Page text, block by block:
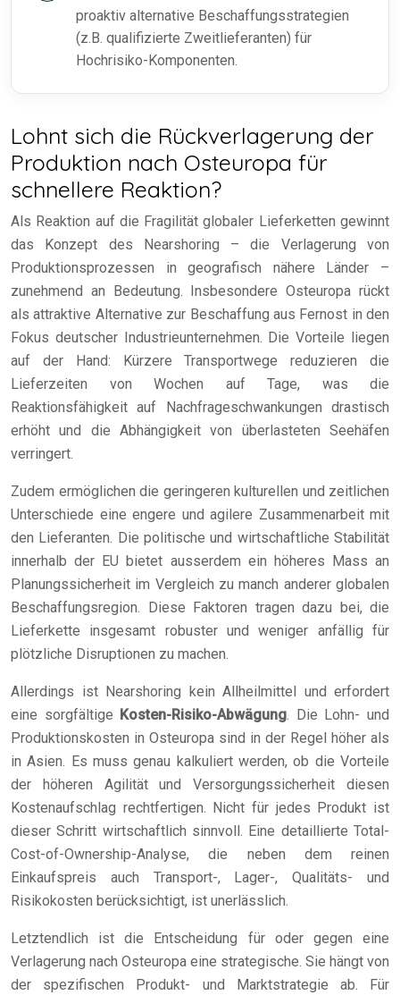
proaktiv alternative Beschaffungsstrategien
(z.B. qualifizierte Zweitlieferanten) für
Hochrisiko-Komponenten.
Lohnt sich die Rückverlagerung der
Produktion nach Osteuropa für
schnellere Reaktion?
Als Reaktion auf die Fragilität globaler Lieferketten gewinnt
das Konzept des Nearshoring – die Verlagerung von
Produktionsprozessen in geografisch nähere Länder –
zunehmend an Bedeutung. Insbesondere Osteuropa rückt
als attraktive Alternative zur Beschaffung aus Fernost in den
Fokus deutscher Industrieunternehmen. Die Vorteile liegen
auf der Hand: Kürzere Transportwege reduzieren die
Lieferzeiten von Wochen auf Tage, was die
Reaktionsfähigkeit auf Nachfrageschwankungen drastisch
erhöht und die Abhängigkeit von überlasteten Seehäfen
verringert.
Zudem ermöglichen die geringeren kulturellen und zeitlichen
Unterschiede eine engere und agilere Zusammenarbeit mit
den Lieferanten. Die politische und wirtschaftliche Stabilität
innerhalb der EU bietet ausserdem ein höheres Mass an
Planungssicherheit im Vergleich zu manch anderer globalen
Beschaffungsregion. Diese Faktoren tragen dazu bei, die
Lieferkette insgesamt robuster und weniger anfällig für
plötzliche Disruptionen zu machen.
Allerdings ist Nearshoring kein Allheilmittel und erfordert
eine sorgfältige Kosten-Risiko-Abwägung. Die Lohn- und
Produktionskosten in Osteuropa sind in der Regel höher als
in Asien. Es muss genau kalkuliert werden, ob die Vorteile
der höheren Agilität und Versorgungssicherheit diesen
Kostenaufschlag rechtfertigen. Nicht für jedes Produkt ist
dieser Schritt wirtschaftlich sinnvoll. Eine detaillierte Total-
Cost-of-Ownership-Analyse, die neben dem reinen
Einkaufspreis auch Transport-, Lager-, Qualitäts- und
Risikokosten berücksichtigt, ist unerlässlich.
Letztendlich ist die Entscheidung für oder gegen eine
Verlagerung nach Osteuropa eine strategische. Sie hängt von
der spezifischen Produkt- und Marktstrategie ab. Für